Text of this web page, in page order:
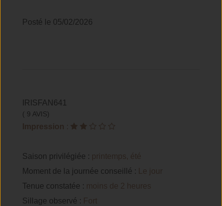
Posté le 05/02/2026
IRISFAN641
( 9 AVIS)
Impression :
Saison privilégiée : printemps, été
Moment de la journée conseillé :
Le jour
Tenue constatée :
moins de 2 heures
Sillage observé : Fort